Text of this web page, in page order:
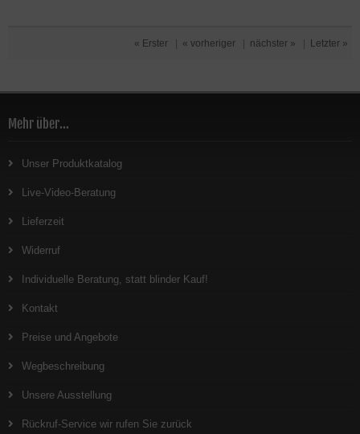
« Erster | « vorheriger | nächster » | Letzter »
Mehr über...
Unser Produktkatalog
Live-Video-Beratung
Lieferzeit
Widerruf
Individuelle Beratung, statt blinder Kauf!
Kontakt
Preise und Angebote
Wegbeschreibung
Unsere Ausstellung
Rückruf-Service wir rufen Sie zurück